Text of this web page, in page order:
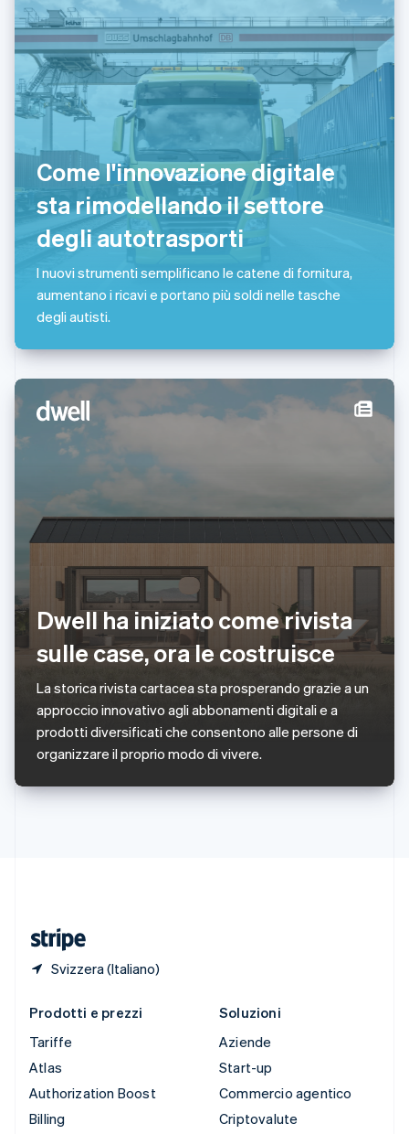
Come l'innovazione digitale
sta rimodellando il settore
degli autotrasporti
I nuovi strumenti semplificano le catene di fornitura,
aumentano i ricavi e portano più soldi nelle tasche
degli autisti.
Dwell ha iniziato come rivista
sulle case, ora le costruisce
La storica rivista cartacea sta prosperando grazie a un
approccio innovativo agli abbonamenti digitali e a
prodotti diversificati che consentono alle persone di
organizzare il proprio modo di vivere.
Svizzera (Italiano)
Lettonia
English
Liechtenstein
DeutschEnglish
Lituania
English
Lussemburgo
Français DeutschEnglish
Malaysia
English简体中文
Malta
English
Messico
Norvegia
English
Nuova Zelanda
Paesi Bassi
Polonia
English
Portogallo
Português
RAS di Hong Kong, Cina
简体中文
Regno Unito
English
Romania
English
Singapore
English 简体中文
Slovacchia
Slovenia
EnglishItaliano
Spagna
EspañolEnglish
Stati Uniti
Svezia
Prodotti e prezzi
Tariffe
Atlas
Authorization Boost
Billing
Soluzioni
Aziende
Start-up
Commercio agentico
Criptovalute